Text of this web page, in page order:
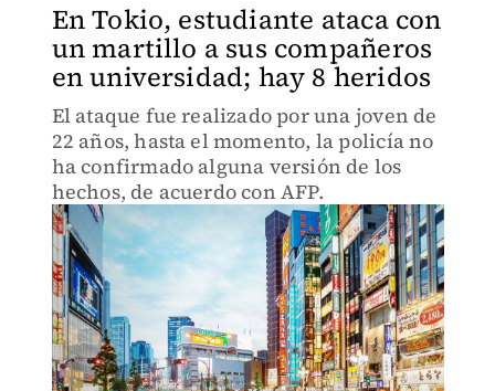
En Tokio, estudiante ataca con
un martillo a sus compañeros
en universidad; hay 8 heridos
El ataque fue realizado por una joven de
22 años, hasta el momento, la policía no
ha confirmado alguna versión de los
hechos, de acuerdo con AFP.